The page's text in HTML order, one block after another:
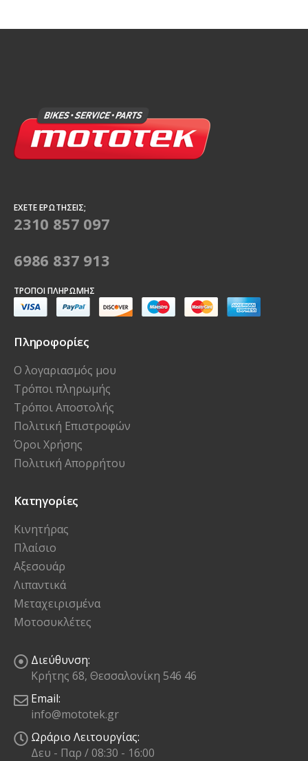
ΈΧΕΤΕ ΕΡΩΤΉΣΕΙΣ;
2310 857 097
6986 837 913
ΤΡΌΠΟΙ ΠΛΗΡΩΜΉΣ
Πληροφορίες
Ο λογαριασμός μου
Τρόποι πληρωμής
Τρόποι Αποστολής
Πολιτική Επιστροφών
Όροι Χρήσης
Πολιτική Απορρήτου
Κατηγορίες
Κινητήρας
Πλαίσιο
Αξεσουάρ
Λιπαντικά
Μεταχειρισμένα
Μοτοσυκλέτες
Διεύθυνση:
Κρήτης 68, Θεσσαλονίκη 546 46
Email:
info@mototek.gr
Ωράριο Λειτουργίας:
Δευ - Παρ / 08:30 - 16:00